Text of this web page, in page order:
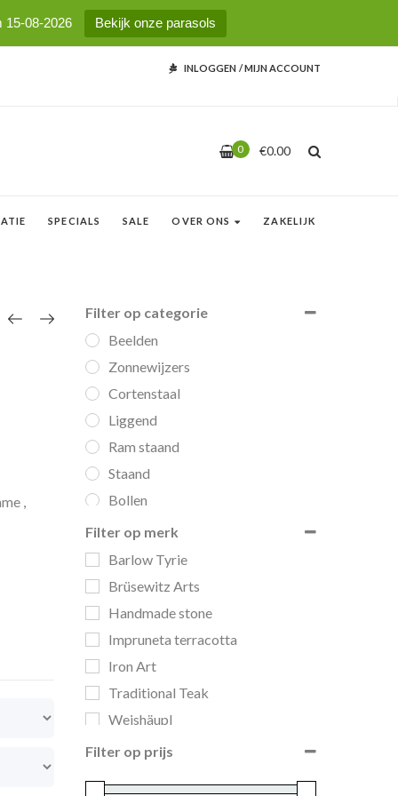
15-08-2026 Bekijk onze parasols
INLOGGEN /MIJN ACCOUNT
0 €0.00
SPECIALS SALE OVER ONS ZAKELIJK
,
Filter op categorie
Beelden
Zonnewijzers
Cortenstaal
Liggend
Ram staand
Staand
Bollen
Schalen
Voetjes
Zuilen
Banken
Bijzettafels & hockers
Ligbedden
Lounge
Relax chairs
Filter op merk
Barlow Tyrie
Brüsewitz Arts
Handmade stone
Impruneta terracotta
Iron Art
Traditional Teak
Weishäupl
Filter op prijs